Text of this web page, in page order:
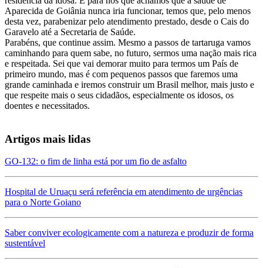
Aparecida de Goiânia nunca iria funcionar, temos que, pelo menos
desta vez, parabenizar pelo atendimento prestado, desde o Cais do
Garavelo até a Secretaria de Saúde.
Parabéns, que continue assim. Mesmo a passos de tartaruga vamos
caminhando para quem sabe, no futuro, sermos uma nação mais rica
e respeitada. Sei que vai demorar muito para termos um País de
primeiro mundo, mas é com pequenos passos que faremos uma
grande caminhada e iremos construir um Brasil melhor, mais justo e
que respeite mais o seus cidadãos, especialmente os idosos, os
doentes e necessitados.
Artigos mais lidas
GO-132: o fim de linha está por um fio de asfalto
Hospital de Uruaçu será referência em atendimento de urgências
para o Norte Goiano
Saber conviver ecologicamente com a natureza e produzir de forma
sustentável